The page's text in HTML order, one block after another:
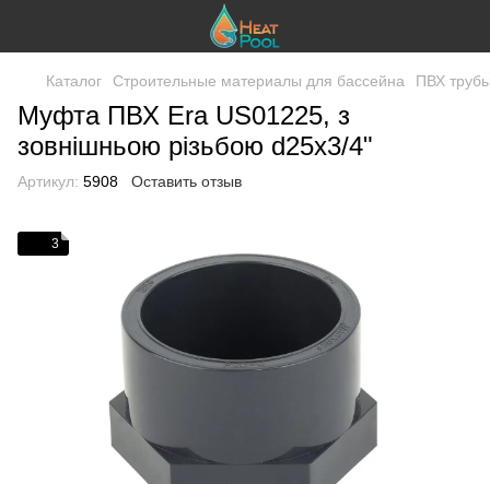
Каталог Строительные материалы для бассейна ПВХ
Муфта ПВХ Era US01225, з
зовнішньою різьбою d25х3/4"
Артикул: 5908 Оставить отзыв
3